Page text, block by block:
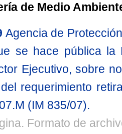
de Medio
Agencia de
se hace pública la
Ejecutivo, sobre
requerimiento
(IM 835/07).
Formato de